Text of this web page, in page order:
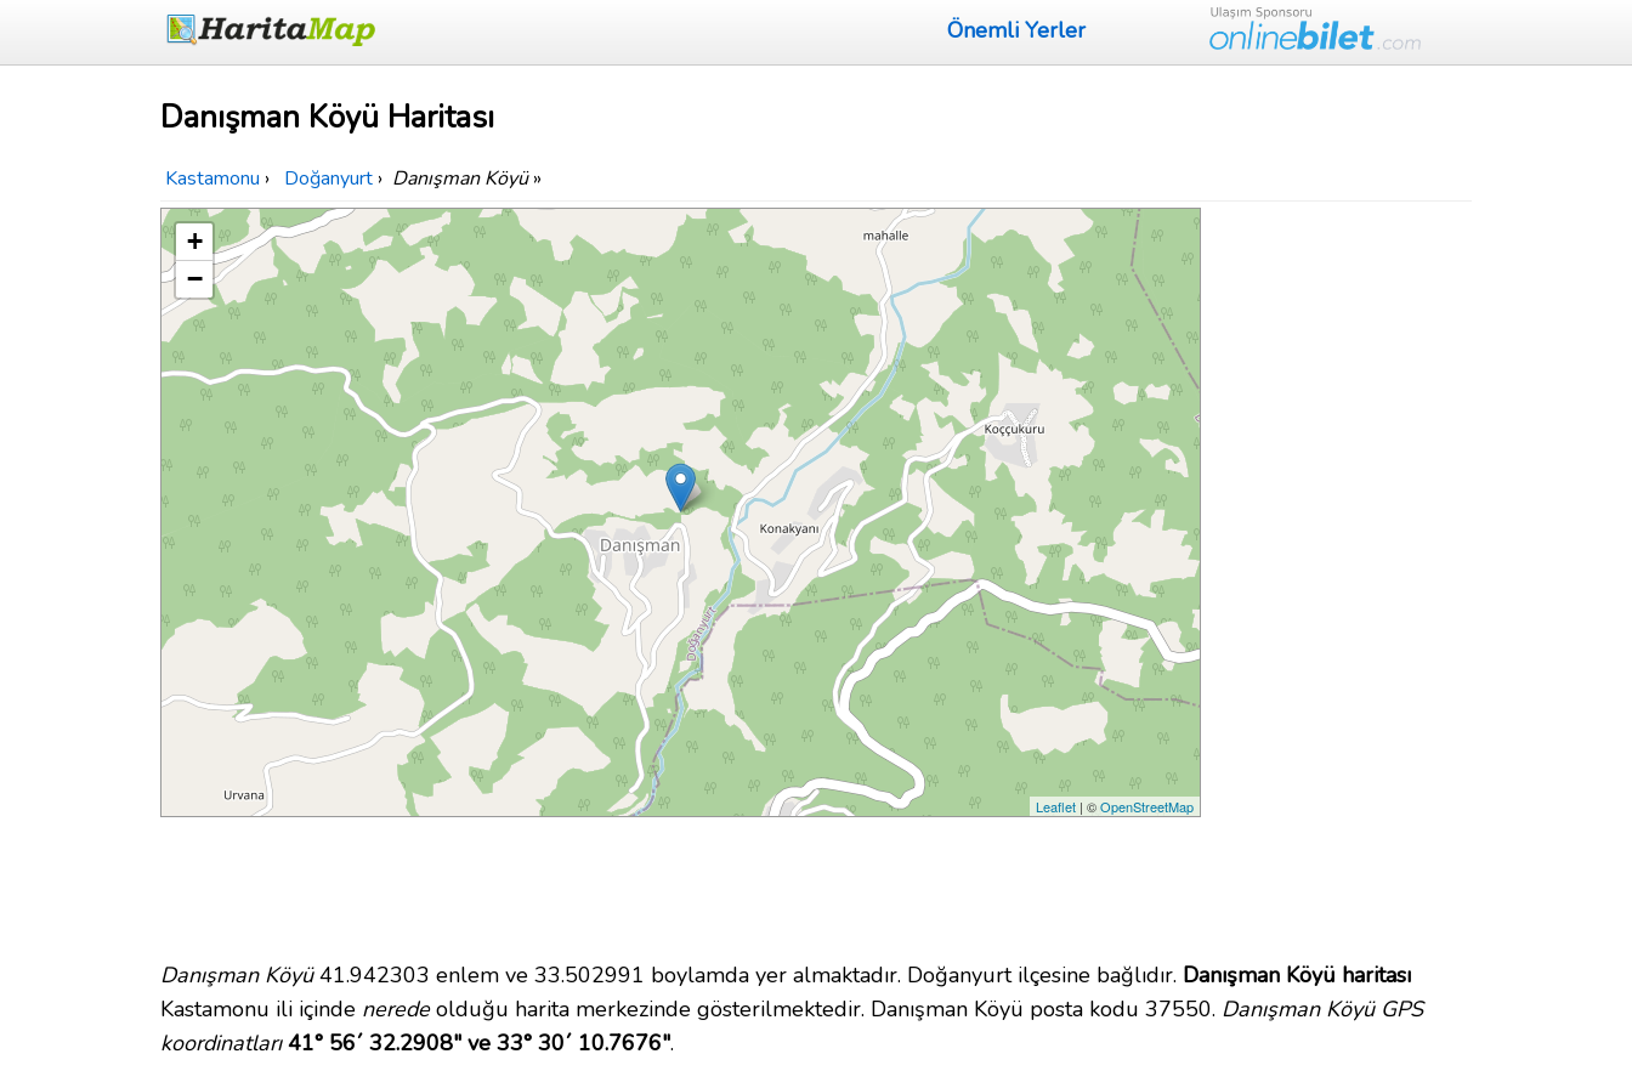
Önemli Yerler
Danışman Köyü Haritası
Kastamonu › Doğanyurt › Danışman Köyü»
+
−
Leaflet | ©OpenStreetMap
Danışman Köyü41.942303 enlem ve 33.502991 boylamda yer almaktadır. Doğanyurt ilçesine bağlıdır. Danışman Köyü haritası
Kastamonu ili içinde neredeolduğu harita merkezinde gösterilmektedir. Danışman Köyü posta kodu 37550. Danışman Köyü GPS
koordinatları 41° 56´ 32.2908" ve 33° 30´ 10.7676".